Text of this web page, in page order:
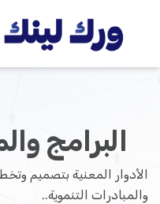
البرامج
الأدوار المعنية بتصميم
والمبادرات التنموية..